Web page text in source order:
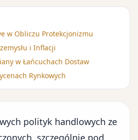
w Obliczu Protekcjonizmu
i Inflacji
w Łańcuchach Dostaw
Rynkowych
polityk handlowych ze
szczególnie pod